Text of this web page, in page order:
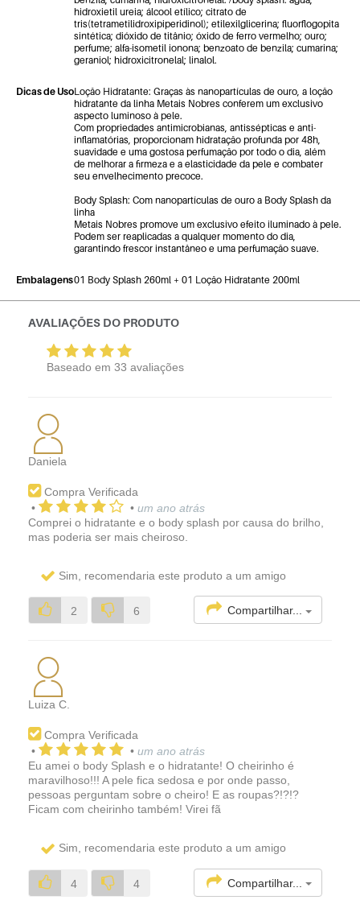
hidroxietil ureia; álcool etílico; citrato de
tris(tetrametilidroxipiperidinol); etilexilglicerina; fluorflogopita
sintética; dióxido de titânio; óxido de ferro vermelho; ouro;
perfume; alfa-isometil ionona; benzoato de benzila; cumarina;
geraniol; hidroxicitronelal; linalol.
Dicas de UsoLoção Hidratante: Graças às nanopartículas de ouro, a loção
hidratante da linha Metais Nobres conferem um exclusivo
aspecto luminoso à pele.
Com propriedades antimicrobianas, antissépticas e anti-
inflamatórias, proporcionam hidratação profunda por 48h,
suavidade e uma gostosa perfumação por todo o dia, além
de melhorar a firmeza e a elasticidade da pele e combater
seu envelhecimento precoce.
Body Splash: Com nanopartículas de ouro a Body Splash da
linha
Metais Nobres promove um exclusivo efeito iluminado à pele.
Podem ser reaplicadas a qualquer momento do dia,
garantindo frescor instantâneo e uma perfumação suave.
Embalagens01 Body Splash 260ml + 01 Loção Hidratante 200ml
AVALIAÇÕES DO PRODUTO
Baseado em 33 avaliações
Daniela
Compra Verificada
•
• um ano atrás
Comprei o hidratante e o body splash por causa do brilho,
mas poderia ser mais cheiroso.
Sim, recomendaria este produto a um amigo
2 6 Compartilhar...
Luiza C.
Compra Verificada
•
• um ano atrás
Eu amei o body Splash e o hidratante! O cheirinho é
maravilhoso!!! A pele fica sedosa e por onde passo,
pessoas perguntam sobre o cheiro! E as roupas?!?!?
Ficam com cheirinho também! Virei fã
Sim, recomendaria este produto a um amigo
4 4 Compartilhar...